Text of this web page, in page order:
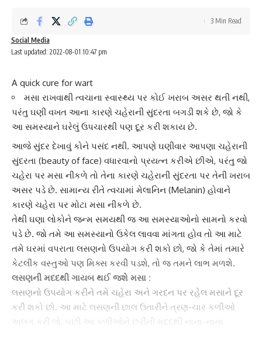
Last updated: 2022-08-01 10:47 pm
Social Media
3 Min Read
A quick cure for wart
મસા રાખવાથી ત્વચાના સ્વાસ્થ્ય પર કોઈ ખરાબ અસર થતી નથી,
પરંતુ ઘણી વખત આના કારણે ચહેરાની સુંદરતા બગડી શકે છે, જો કે
આ સમસ્યાને ઘરેલું ઉપચારથી પણ દૂર કરી શકાય છે.
આજે સુંદર દેખાવું કોને પસંદ નથી. આપણે ઘણીવાર આપણા ચહેરાની
સુંદરતા (beauty of face) વધારવાનો પ્રયત્ન કરીએ છીએ, પરંતુ જો
ચહેરા પર મસા નીકળે તો તેના કારણે ચહેરાની સુંદરતા પર તેની ખરાબ
અસર પડે છે. સામાન્ય રીતે ત્વચામાં મેલાનિન (Melanin) હોવાને
કારણે ચહેરા પર મોટા મસા નીકળે છે.
તેથી ઘણા લોકોને જન્મ સમયથી જ આ સમસ્યાઓનો સામનો કરવો
પડે છે. જો તમે આ સમસ્યાનો ઉકેલ લાવવા માંગતા હોવ તો આ માટે
તમે ઘરમાં વપરાતા લસણનો ઉપયોગ કરી શકો છો, જો કે તેમાં તમારે
કેટલીક વસ્તુઓ પણ મિક્સ કરવી પડશે, તો જ તમને લાભ મળશે.
લસણની મદદથી ગાયબ થઈ જશે મસા :
લસણનો ઉપયોગ કરીને તમે ચહેરા અને ગરદન પર રહેલ મસાને દૂર
કરી શકો છો. આ માટે લસણની છાલ ઉતારીને ત્રણ-ચાર કળીઓ
અલગ કરી લો. પછી આ કળીઓને છરીની મદદથી નાના-નાના